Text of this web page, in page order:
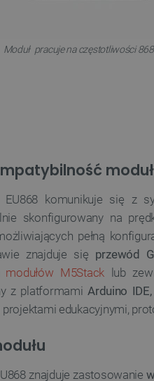
Moduł pracuje na częstotliwości
EU868 komunikuje się z
skonfigurowany na
pełną
znajduje się przewód
modułów M5Stack lub
z platformami Arduino
edukacyjnymi,
znajduje zastosowanie
_lb_ccc
critData
CookieScriptConsent